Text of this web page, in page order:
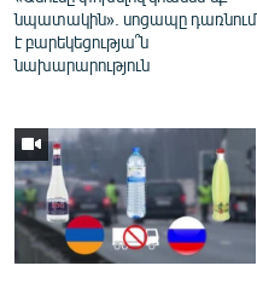
նպատակին». սոցապը դառնում
է բարեկեցությա՞ն
նախարարություն